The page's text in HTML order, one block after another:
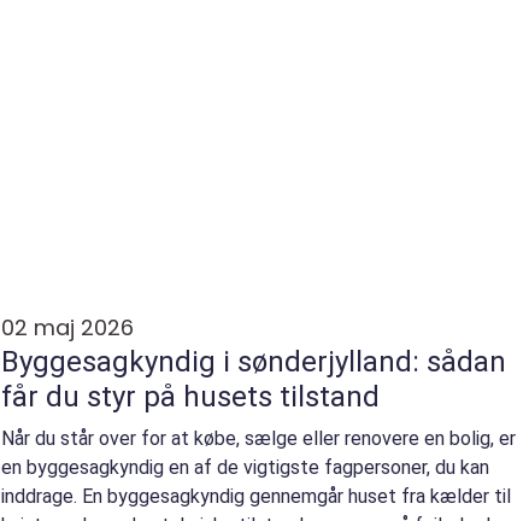
02 maj 2026
Byggesagkyndig i sønderjylland: sådan
får du styr på husets tilstand
Når du står over for at købe, sælge eller renovere en bolig, er
en byggesagkyndig en af de vigtigste fagpersoner, du kan
inddrage. En byggesagkyndig gennemgår huset fra kælder til